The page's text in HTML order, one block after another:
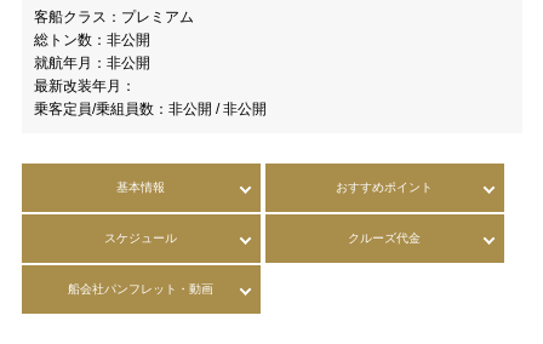
客船クラス： プレミアム
総トン数： 非公開
就航年月： 非公開
最新改装年月：
乗客定員/乗組員数： 非公開 / 非公開
基本情報 おすすめポイント
スケジュール クルーズ代金
船会社パンフレット・動画